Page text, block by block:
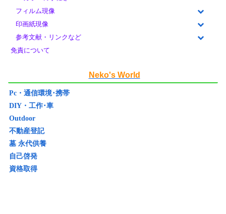
フィルム現像
印画紙現像
参考文献・リンクなど
免責について
Neko's World
Pc・通信環境･携帯
DIY・工作･車
Outdoor
不動産登記
墓 永代供養
自己啓発
資格取得